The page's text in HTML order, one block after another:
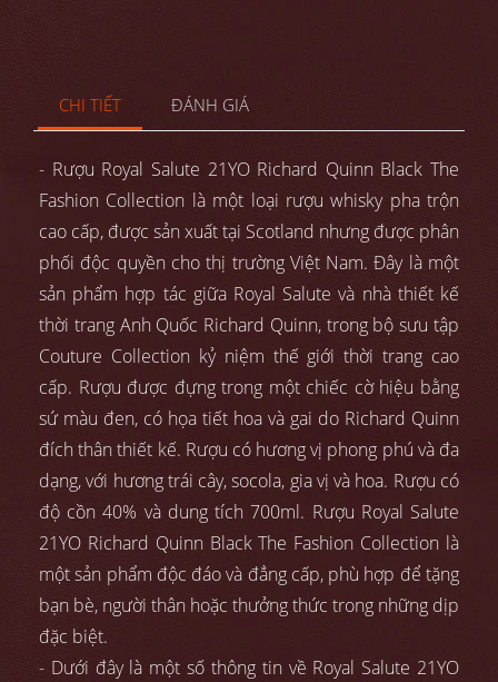
CHI TIẾT ĐÁNH GIÁ
- Rượu Royal Salute 21YO Richard Quinn Black The
Fashion Collection là một loại rượu whisky pha trộn
cao cấp, được sản xuất tại Scotland nhưng được phân
phối độc quyền cho thị trường Việt Nam. Đây là một
sản phẩm hợp tác giữa Royal Salute và nhà thiết kế
thời trang Anh Quốc Richard Quinn, trong bộ sưu tập
Couture Collection kỷ niệm thế giới thời trang cao
cấp. Rượu được đựng trong một chiếc cờ hiệu bằng
sứ màu đen, có họa tiết hoa và gai do Richard Quinn
đích thân thiết kế. Rượu có hương vị phong phú và đa
dạng, với hương trái cây, socola, gia vị và hoa. Rượu có
độ cồn 40% và dung tích 700ml. Rượu Royal Salute
21YO Richard Quinn Black The Fashion Collection là
một sản phẩm độc đáo và đẳng cấp, phù hợp để tặng
bạn bè, người thân hoặc thưởng thức trong những dịp
đặc biệt.
- Dưới đây là một số thông tin về Royal Salute 21YO